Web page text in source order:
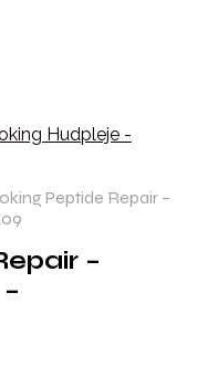
Peptide Repair –
–